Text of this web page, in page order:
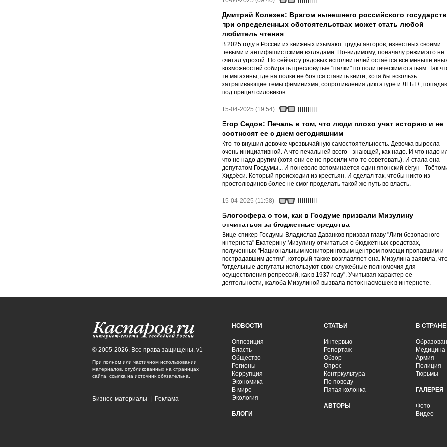
Дмитрий Колезев: Врагом нынешнего российского
при определенных обстоятельствах может стать любой
любитель чтения
В 2025 году в России из книжных изымают труды авторов, известных своими
левыми и антифашистскими взглядами. По-видимому, поначалу режим это не
считал угрозой. Но сейчас у рядовых исполнителей остаётся всё меньше
возможностей собирать пресловутые "палки" по политическим статьям. Так
те магазины, где на полки не боятся ставить книги, хотя бы вскользь
затрагивающие темы феминизма, сопротивления диктатуре и ЛГБТ+,
под прицел силовиков.
15-04-2025 (19:54)
Егор Седов: Печаль в том, что люди плохо учат историю и не
соотносят ее с днем сегодняшним
Кто-то внушил девочке чрезвычайную самостоятельность. Девочка выросла
очень инициативной. А что печальней всего - знающей, как надо. И что надо
что не надо другим (хотя они ее не просили что-то советовать). И стала она
депутатом Госдумы... И поневоле вспоминается один японский сёгун -
Хидэёси. Который происходил из крестьян. И сделал так, чтобы никто из
простолюдинов более не смог проделать такой же путь во власть.
15-04-2025 (11:58)
Блогосфера о том, как в Госдуме призвали Мизулину
отчитаться за бюджетные средства
Вице-спикер Госдумы Владислав Даванков призвал главу "Лиги безопасного
интернета" Екатерину Мизулину отчитаться о бюджетных средствах,
полученных "Национальным мониторинговым центром помощи пропавшим и
пострадавшим детям", который также возглавляет она. Мизулина заявила, что
"отдельные депутаты используют свои служебные полномочия для
осуществления репрессий, как в 1937 году". Учитывая характер ее
деятельности, жалоба Мизулиной вызвала поток насмешек в интернете.
© 2005-2026. Все права защищены. v1
При полном или частичном использовании
материалов, опубликованных на страницах
сайта, ссылка на источник обязательна.
Бизнес-материалы Реклама
НОВОСТИ
Оппозиция
Власть
Общество
Регионы
Коррупция
Экономика
В мире
Экология
БЛОГИ
СТАТЬИ
Интервью
Репортаж
Обзор
Опрос
Контркультура
По поводу
Пятая колонка
АВТОРЫ
В СТРАНЕ
Медицина
Армия
Полиция
Тюрьмы
ГАЛЕРЕЯ
Фото
Видео